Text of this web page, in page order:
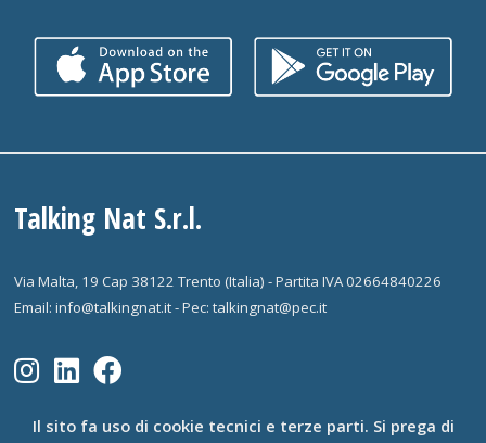
Talking Nat S.r.l.
Via Malta, 19 Cap 38122 Trento (Italia) - Partita IVA 02664840226
Email: info@talkingnat.it - Pec: talkingnat@pec.it
Il sito fa uso di cookie tecnici e terze parti. Si prega di